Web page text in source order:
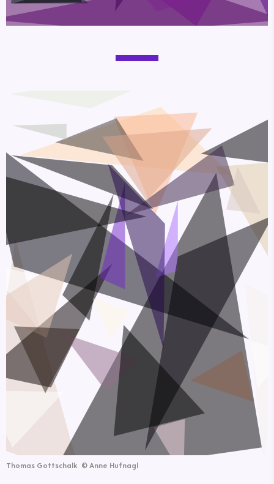
Thomas Gottschalk © Anne Hufnagl